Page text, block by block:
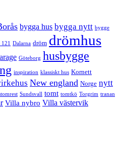
bygga hus bygga nytt bygge
121 Dalarna dröm drömhus
Göteborg husbygge
inspiration klassiskt hus Kornett
New england Norge nytt
Sundsvall tomt tomtkö Torgrim tranan
Villa nybro Villa västervik